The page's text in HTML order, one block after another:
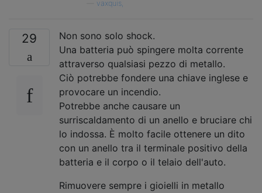
vaxquis,
29
Non sono solo shock.
Una batteria può spingere molta corrente
attraverso qualsiasi pezzo di metallo.
Ciò potrebbe fondere una chiave inglese e
provocare un incendio.
Potrebbe anche causare un
surriscaldamento di un anello e bruciare chi
lo indossa. È molto facile ottenere un dito
con un anello tra il terminale positivo della
batteria e il corpo o il telaio dell'auto.
Rimuovere sempre i gioielli in metallo